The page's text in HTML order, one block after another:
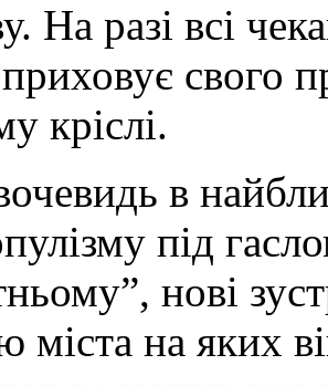
На разі всі
свого
кріслі.
в
під
нові
міста на яких